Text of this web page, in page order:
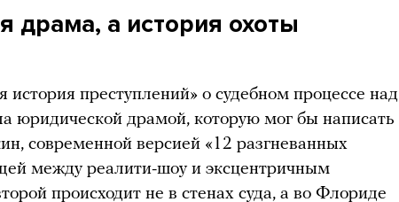
драма, а история охоты
преступлений» о судебном процессе над
юридической драмой, которую мог бы написать
современной версией «12 разгневанных
между реалити-шоу и эксцентричным
происходит не в стенах суда, а во Флориде